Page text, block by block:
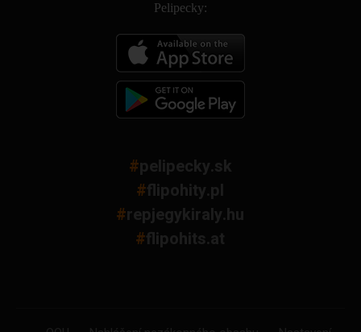
Pelipecky:
#pelipecky.sk
#flipohity.pl
#repjegykiraly.hu
#flipohits.at